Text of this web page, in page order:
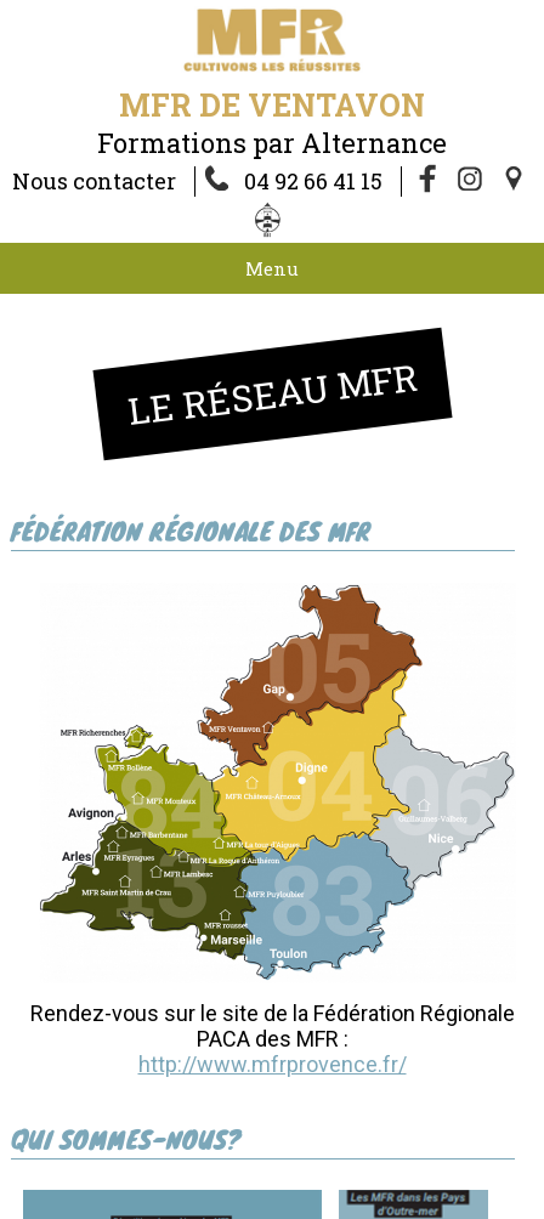
MFR DE VENTAVON
Formations par Alternance
Nous contacter 04 92 66 41 15
Menu
LE RÉSEAU MFR
FÉDÉRATION RÉGIONALE DES MFR
Rendez-vous sur le site de la Fédération Régionale
PACA des MFR :
http://www.mfrprovence.fr/
QUI SOMMES-NOUS?